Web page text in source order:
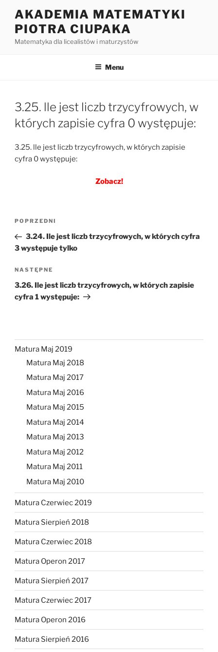
treści
AKADEMIA MATEMATYKI
PIOTRA CIUPAKA
Matematyka dla licealistów i maturzystów
Menu
3.25. lle jest liczb trzycyfrowych, w
których zapisie cyfra 0 występuje:
3.25. lle jest liczb trzycyfrowych, w których zapisie
cyfra 0 występuje:
Zobacz!
Nawigacja
Poprzedni
wpis
POPRZEDNI
3.24. Ile jest liczb trzycyfrowych, w których cyfra
3 występuje tylko
Następny
wpis
NASTĘPNE
3.26. Ile jest liczb trzycyfrowych, w których zapisie
cyfra 1 występuje:
Matura Maj 2019
Matura Maj 2018
Matura Maj 2017
Matura Maj 2016
Matura Maj 2015
Matura Maj 2014
Matura Maj 2013
Matura Maj 2012
Matura Maj 2011
Matura Maj 2010
Matura Czerwiec 2019
Matura Sierpień 2018
Matura Czerwiec 2018
Matura Operon 2017
Matura Sierpień 2017
Matura Czerwiec 2017
Matura Operon 2016
Matura Sierpień 2016